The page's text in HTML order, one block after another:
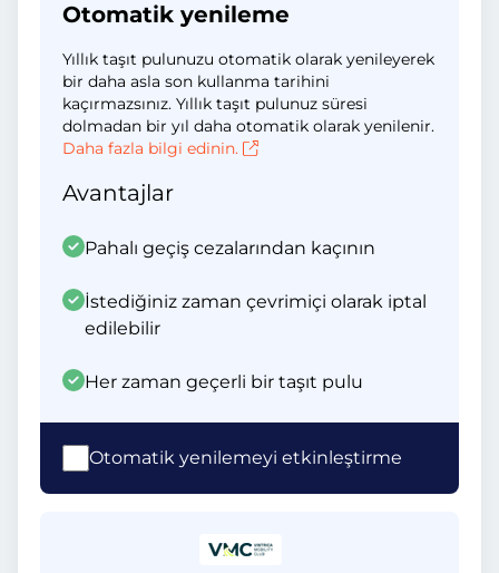
Otomatik yenileme
Yıllık taşıt pulunuzu otomatik olarak yenileyerek
bir daha asla son kullanma tarihini
kaçırmazsınız. Yıllık taşıt pulunuz süresi
dolmadan bir yıl daha otomatik olarak yenilenir.
Daha fazla bilgi edinin.
Avantajlar
Pahalı geçiş cezalarından kaçının
İstediğiniz zaman çevrimiçi olarak iptal
edilebilir
Her zaman geçerli bir taşıt pulu
Otomatik yenilemeyi etkinleştirme